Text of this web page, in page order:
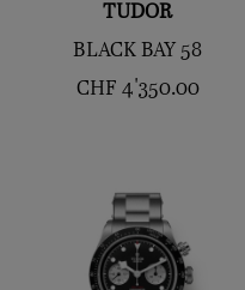
TUDOR
BLACK BAY 58
CHF 4'350.00